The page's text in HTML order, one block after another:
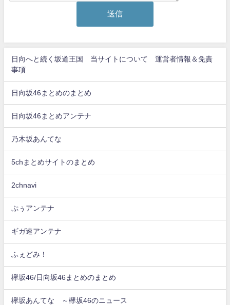
日向へと続く坂道王国 当サイトについて 運営者情報＆免責
事項
日向坂46まとめのまとめ
日向坂46まとめアンテナ
乃木坂あんてな
5chまとめサイトのまとめ
2chnavi
ぷぅアンテナ
ギガ速アンテナ
ふぇどみ！
欅坂46/日向坂46まとめのまとめ
欅坂あんてな ～欅坂46のニュース